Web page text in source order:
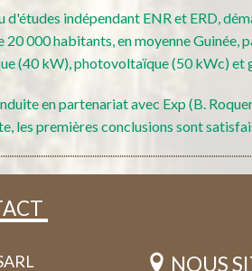
d'études indépendant ENR et ERD,
20 000 habitants, en moyenne
(40 kW), photovoltaïque (50 kWc) et
en partenariat avec Exp (B.
les premières conclusions sont
NOUS